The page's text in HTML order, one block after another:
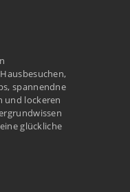
spannendne
und lockeren
glückliche